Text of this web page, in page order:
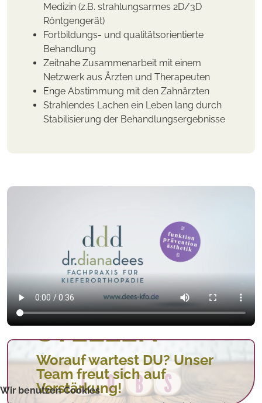
Medizin (z.B. strahlungsarmes 2D/3D
Röntgengerät)
Fortbildungs- und qualitätsorientierte
Behandlung
Zeitnahe Zusammenarbeit mit einem
Netzwerk aus Ärzten und Therapeuten
Enge Abstimmung mit den Zahnärzten
Strahlendes Lachen ein Leben lang durch
Stabilisierung der Behandlungsergebnisse
OFFENE
STELLEN
Worauf wartest DU? Unser
Team freut sich auf
Verstärkung!
Wir benutzen Cookies